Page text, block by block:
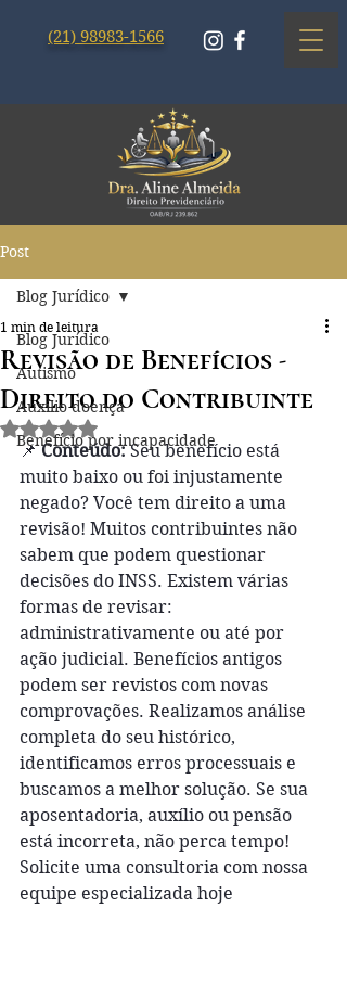
(21) 98983-1566
Post
Blog Jurídico
Autismo
Auxílio doença
Benefício por incapacidade
Blog Jurídico
Revisão de Benefícios -
Direito do Contribuinte
1 min de leitura
Avaliado com NaN de 5 estrelas.
📌 Conteúdo: Seu benefício está
muito baixo ou foi injustamente
negado? Você tem direito a uma
revisão! Muitos contribuintes não
sabem que podem questionar
decisões do INSS. Existem várias
formas de revisar:
administrativamente ou até por
ação judicial. Benefícios antigos
podem ser revistos com novas
comprovações. Realizamos análise
completa do seu histórico,
identificamos erros processuais e
buscamos a melhor solução. Se sua
aposentadoria, auxílio ou pensão
está incorreta, não perca tempo!
Solicite uma consultoria com nossa
equipe especializada hoje